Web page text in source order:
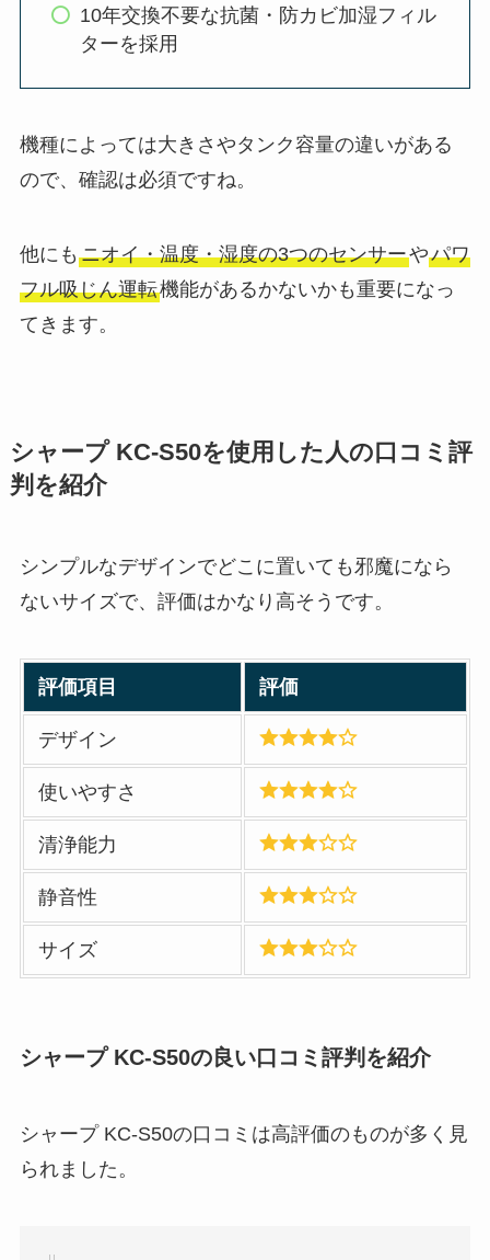
10年交換不要な抗菌・防カビ加湿フィル
ターを採用
機種によっては大きさやタンク容量の違いがある
ので、確認は必須ですね。
他にも ニオイ・温度・湿度の3つのセンサーやパワ
フル吸じん運転機能があるかないかも重要になっ
てきます。
シャープ KC-S50を使用した人の口コミ評
判を紹介
シンプルなデザインでどこに置いても邪魔になら
ないサイズで、評価はかなり高そうです。
評価項目 評価
デザイン
使いやすさ
清浄能力
静音性
サイズ
シャープ KC-S50の良い口コミ評判を紹介
シャープ KC-S50の口コミは高評価のものが多く見
られました。